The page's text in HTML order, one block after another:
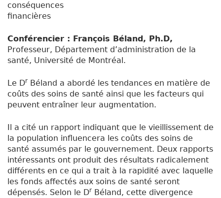
conséquences
financières
Conférencier : François Béland, Ph.D,
Professeur, Département d’administration de la
santé, Université de Montréal.
Le Dr Béland a abordé les tendances en matière de
coûts des soins de santé ainsi que les facteurs qui
peuvent entraîner leur augmentation.
Il a cité un rapport indiquant que le vieillissement de
la population influencera les coûts des soins de
santé assumés par le gouvernement. Deux rapports
intéressants ont produit des résultats radicalement
différents en ce qui a trait à la rapidité avec laquelle
les fonds affectés aux soins de santé seront
dépensés. Selon le Dr Béland, cette divergence